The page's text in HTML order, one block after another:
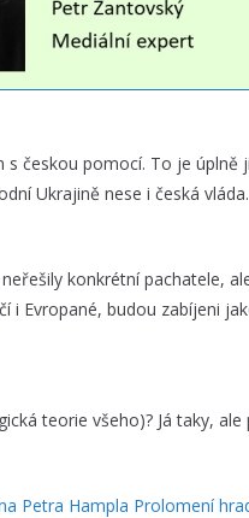
českou pomocí. To je úplně
Ukrajině nese i česká vláda.
konkrétní pachatele,
i Evropané, budou zabíjeni
teorie všeho)? Já taky,
Petra Hampla Prolomení